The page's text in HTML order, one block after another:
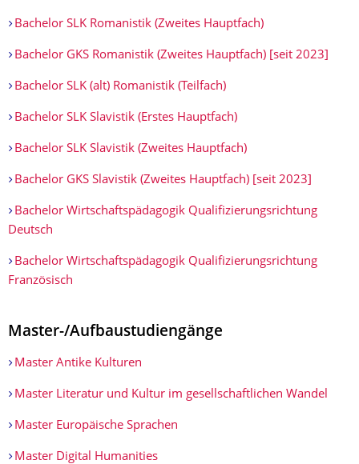
Bachelor SLK Romanistik (Zweites Hauptfach)
Bachelor GKS Romanistik (Zweites Hauptfach) [seit 2023]
Bachelor SLK (alt) Romanistik (Teilfach)
Bachelor SLK Slavistik (Erstes Hauptfach)
Bachelor SLK Slavistik (Zweites Hauptfach)
Bachelor GKS Slavistik (Zweites Hauptfach) [seit 2023]
Bachelor Wirtschaftspädagogik Qualifizierungsrichtung
Deutsch
Bachelor Wirtschaftspädagogik Qualifizierungsrichtung
Französisch
Master-/Aufbaustudiengänge
Master Antike Kulturen
Master Literatur und Kultur im gesellschaftlichen Wandel
Master Europäische Sprachen
Master Digital Humanities